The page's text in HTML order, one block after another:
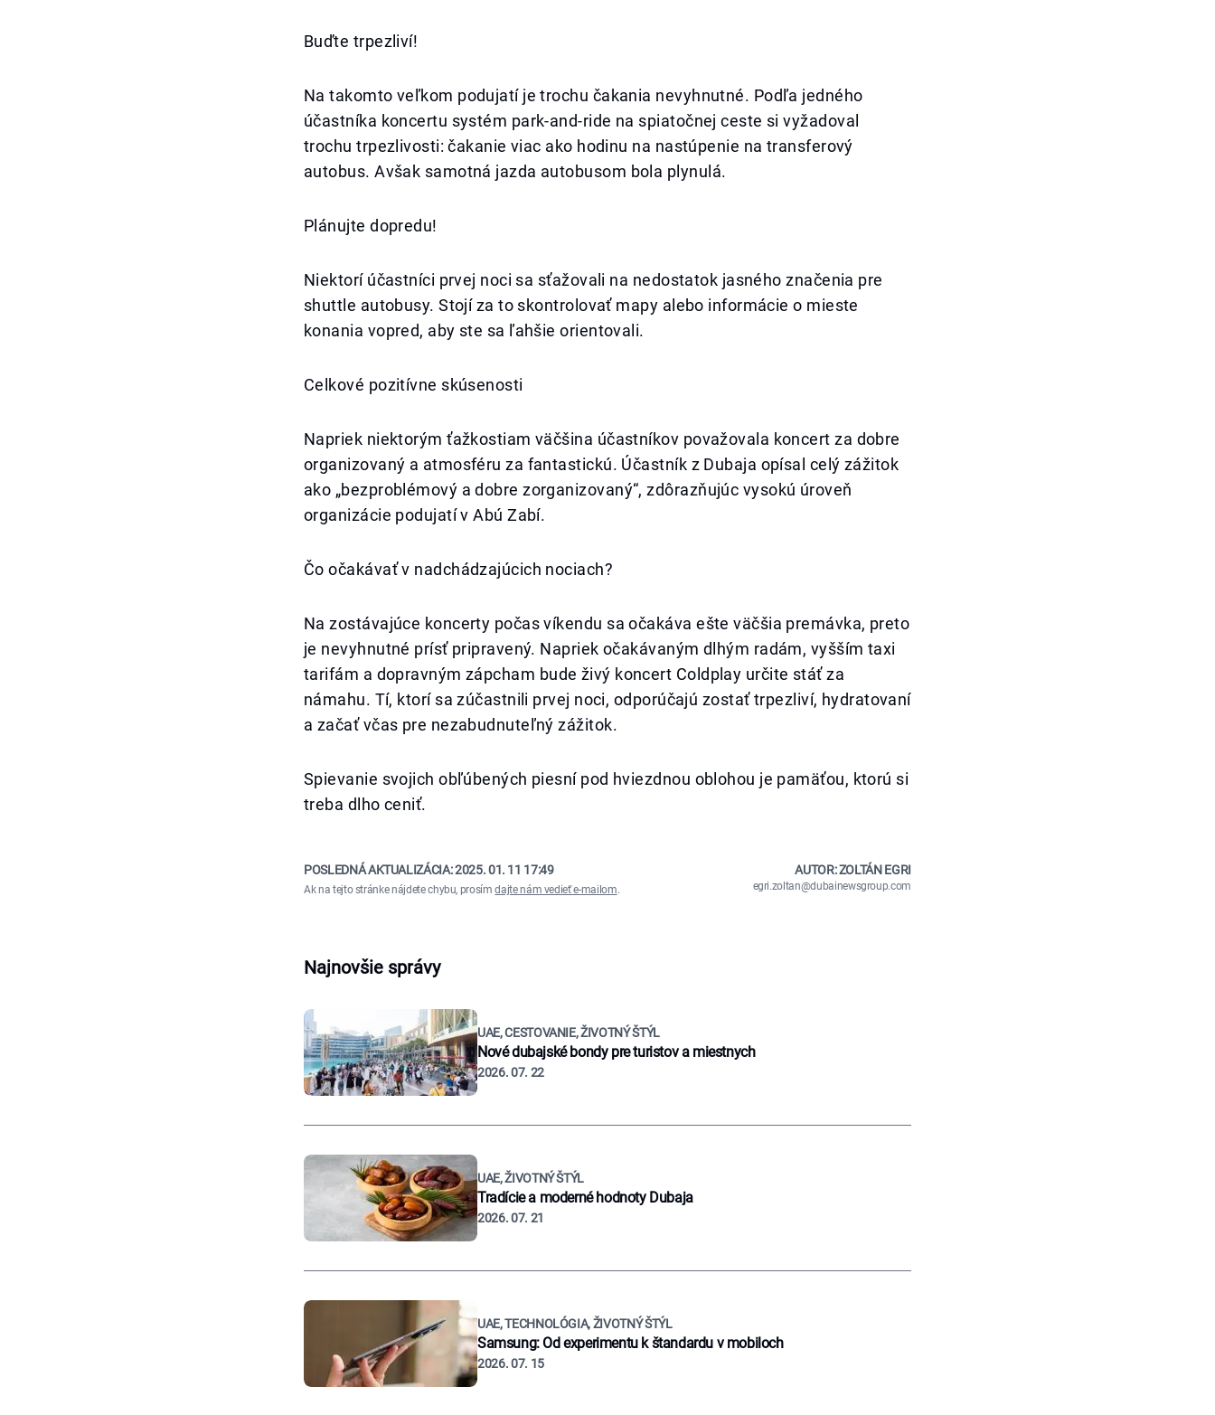
Buďte trpezliví!
Na takomto veľkom podujatí je trochu čakania nevyhnutné. Podľa jedného
účastníka koncertu systém park-and-ride na spiatočnej ceste si vyžadoval
trochu trpezlivosti: čakanie viac ako hodinu na nastúpenie na transferový
autobus. Avšak samotná jazda autobusom bola plynulá.
Plánujte dopredu!
Niektorí účastníci prvej noci sa sťažovali na nedostatok jasného značenia pre
shuttle autobusy. Stojí za to skontrolovať mapy alebo informácie o mieste
konania vopred, aby ste sa ľahšie orientovali.
Celkové pozitívne skúsenosti
Napriek niektorým ťažkostiam väčšina účastníkov považovala koncert za dobre
organizovaný a atmosféru za fantastickú. Účastník z Dubaja opísal celý zážitok
ako „bezproblémový a dobre zorganizovaný“, zdôrazňujúc vysokú úroveň
organizácie podujatí v Abú Zabí.
Čo očakávať v nadchádzajúcich nociach?
Na zostávajúce koncerty počas víkendu sa očakáva ešte väčšia premávka, preto
je nevyhnutné prísť pripravený. Napriek očakávaným dlhým radám, vyšším taxi
tarifám a dopravným zápcham bude živý koncert Coldplay určite stáť za
námahu. Tí, ktorí sa zúčastnili prvej noci, odporúčajú zostať trpezliví, hydratovaní
a začať včas pre nezabudnuteľný zážitok.
Spievanie svojich obľúbených piesní pod hviezdnou oblohou je pamäťou, ktorú si
treba dlho ceniť.
POSLEDNÁ AKTUALIZÁCIA:2025. 01. 11 17:49
Ak na tejto stránke nájdete chybu, prosímdajte nám vedieť e-mailom.
AUTOR: ZOLTÁN EGRI
egri.zoltan@dubainewsgroup.com
Najnovšie správy
UAE, CESTOVANIE, ŽIVOTNÝ ŠTÝL
Nové dubajské bondy pre turistov a miestnych
2026. 07. 22
UAE, ŽIVOTNÝ ŠTÝL
Tradície a moderné hodnoty Dubaja
2026. 07. 21
UAE, TECHNOLÓGIA, ŽIVOTNÝ ŠTÝL
Samsung: Od experimentu k štandardu v mobiloch
2026. 07. 15